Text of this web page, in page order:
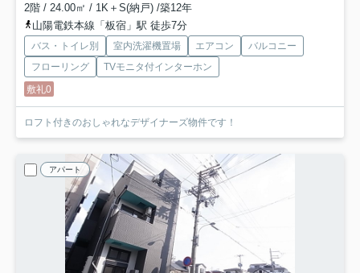
2階 / 24.00㎡ / 1K＋S(納戸) /築12年
山陽電鉄本線「板宿」駅 徒歩7分
バス・トイレ別 室内洗濯機置場 エアコン
バルコニー
フローリング
TVモニタ付インターホン
敷礼0
ロフト付きのおしゃれなデザイナーズ物件です！
アパート